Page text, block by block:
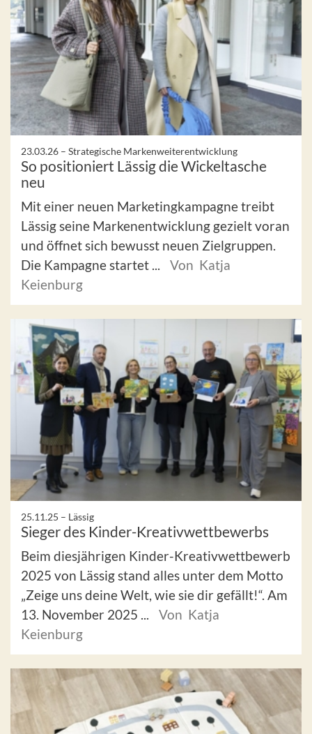
23.03.26 – Strategische Markenweiterentwicklung
So positioniert Lässig die Wickeltasche
neu
Mit einer neuen Marketingkampagne treibt
Lässig seine Markenentwicklung gezielt voran
und öffnet sich bewusst neuen Zielgruppen.
Die Kampagne startet ...
Von Katja
Keienburg
25.11.25 – Lässig
Sieger des Kinder-Kreativwettbewerbs
Beim diesjährigen Kinder-Kreativwettbewerb
2025 von Lässig stand alles unter dem Motto
„Zeige uns deine Welt, wie sie dir gefällt!“. Am
13. November 2025 ...
Von Katja
Keienburg